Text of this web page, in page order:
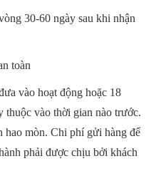
30-60 ngày sau khi nhận
toàn
vào hoạt động hoặc 18
thuộc vào thời gian nào trước.
hao mòn. Chi phí gửi hàng để
phải được chịu bởi khách